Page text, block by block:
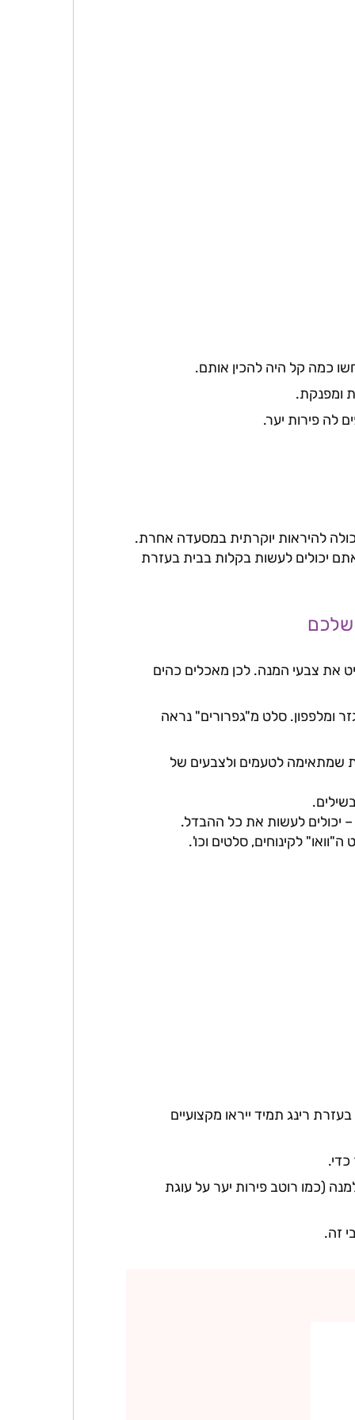
כמה קל היה להכין אותם.
ומפנקת.
לה פירות יער.
להיראות יוקרתית במסעדה אחרת.
יכולים לעשות בקלות בבית בעזרת
את צבעי המנה. לכן מאכלים כהים
ומלפפון. סלט מ"גפרורים" נראה
שמתאימה לטעמים ולצבעים של
– יכולים לעשות את כל ההבדל.
לקינוחים, סלטים וכו'.
רינג תמיד ייראו מקצועיים
(כמו רוטב פירות יער על עוגת
זה.